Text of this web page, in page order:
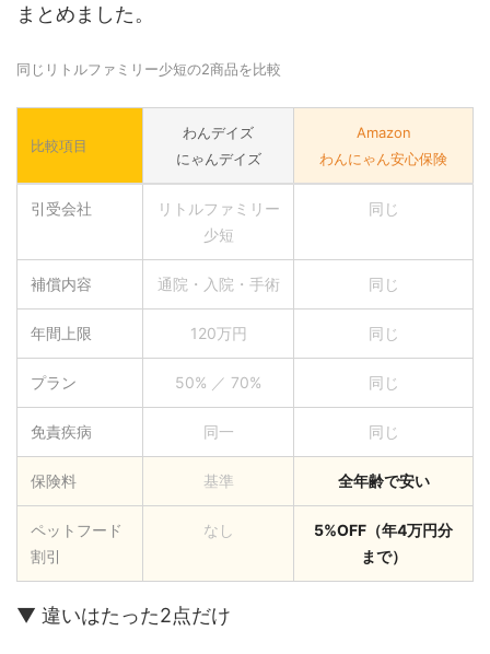
まとめました。
同じリトルファミリー少短の2商品を比較
比較項目
わんデイズ
にゃんデイズ
Amazon
わんにゃん安心保険
引受会社
リトルファミリー
少短
同じ
補償内容 通院・入院・手術 同じ
年間上限 120万円 同じ
プラン 50% ／ 70% 同じ
免責疾病 同一 同じ
保険料 基準 全年齢で安い
ペットフード
割引
なし
5%OFF（年4万円分
まで）
▼ 違いはたった2点だけ